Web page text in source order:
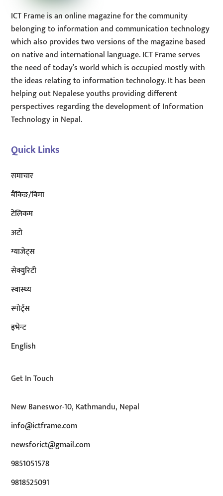
ICT Frame is an online magazine for the community
belonging to information and communication technology
which also provides two versions of the magazine based
on native and international language. ICT Frame serves
the need of today’s world which is occupied mostly with
the ideas relating to information technology. It has been
helping out Nepalese youths providing different
perspectives regarding the development of Information
Technology in Nepal.
Quick Links
समाचार
बैंकिङ/बिमा
टेलिकम
अटाे
ग्याजेट्स
सेक्युरिटी
स्वास्थ्य
स्पोर्ट्स
इभेन्ट
English
Get In Touch
New Baneswor-10, Kathmandu, Nepal
info@ictframe.com
newsforict@gmail.com
9851051578
9818525091